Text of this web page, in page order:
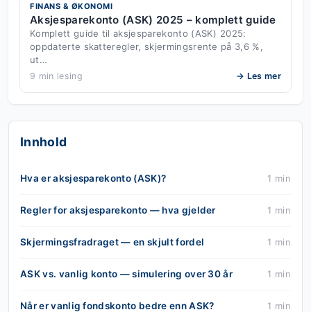
FINANS & ØKONOMI
Aksjesparekonto (ASK) 2025 – komplett guide
Komplett guide til aksjesparekonto (ASK) 2025:
oppdaterte skatteregler, skjermingsrente på 3,6 %,
ut…
9 min lesing → Les mer
Innhold
Hva er aksjesparekonto (ASK)? 1 min
Regler for aksjesparekonto — hva gjelder 1 min
Skjermingsfradraget — en skjult fordel 1 min
ASK vs. vanlig konto — simulering over 30 år 1 min
Når er vanlig fondskonto bedre enn ASK? 1 min